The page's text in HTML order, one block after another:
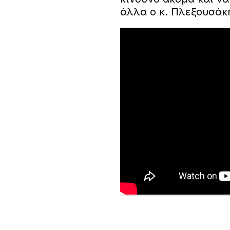
άλλα ο κ.